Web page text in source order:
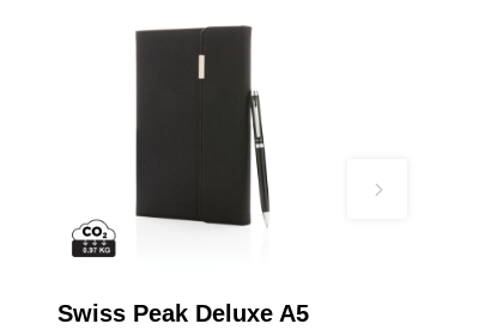
Swiss Peak Deluxe A5